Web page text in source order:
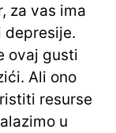
za vas ima
depresije.
ovaj gusti
Ali ono
resurse
u